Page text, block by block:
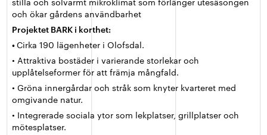
och ökar gårdens användbarhet
Projektet BARK i korthet:
•Cirka 190 lägenheter i Olofsdal.
• Attraktiva bostäder i varierande storlekar och
upplåtelseformer för att främja mångfald.
• Gröna innergårdar och stråk som knyter kvarteret med
omgivande natur.
• Integrerade sociala ytor som lekplatser, grillplatser och
mötesplatser.